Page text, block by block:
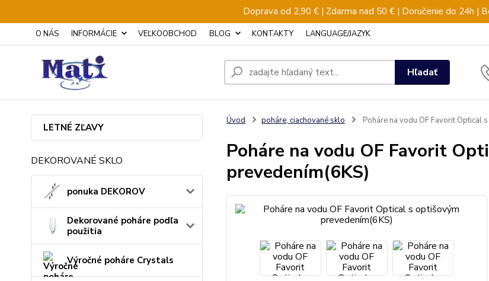
Doprava od 2,90 € | Zdarma nad 50 € | Doručenie do 24h |
O NÁS INFORMÁCIE VEĽKOOBCHOD BLOG KONTAKTY LANGUAGE/JAZYK
Hľadať
LETNÉ ZĽAVY
DEKOROVANÉ SKLO
ponuka DEKOROV
Dekorované poháre podľa
použitia
Výročné poháre Crystals
Úvod poháre, ciachované sklo Poháre na vodu OF Favorit Optical
Poháre na vodu OF Favorit
prevedením(6KS)